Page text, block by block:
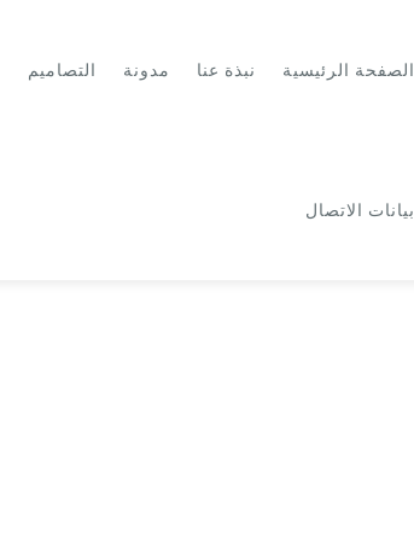
الصفحة الرئيسية نبذة عنا مدونة التصاميم
بيانات الاتصال